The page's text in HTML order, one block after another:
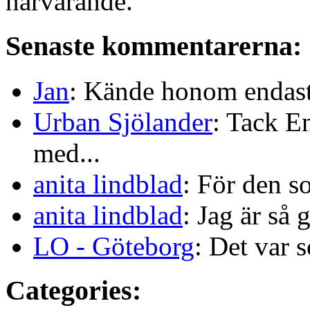
Senaste kommentarerna:
Jan: Kände honom
Urban Sjölander: Tack
med...
anita lindblad: För den
anita lindblad: Jag är så
LO - Göteborg: Det var
Categories: